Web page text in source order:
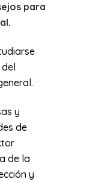
para
.
y
de
de la
y